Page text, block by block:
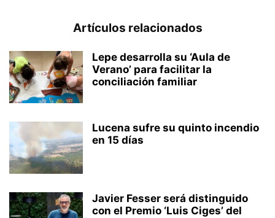
Artículos relacionados
Lepe desarrolla su ‘Aula de
Verano’ para facilitar la
conciliación familiar
Lucena sufre su quinto incendio
en 15 días
Javier Fesser será distinguido
con el Premio ‘Luis Ciges’ del